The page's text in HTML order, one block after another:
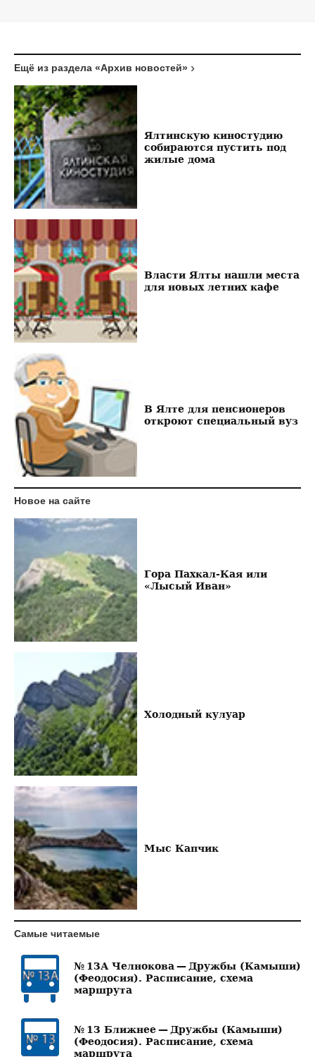
Ещё из раздела «Архив новостей»
Ялтинскую киностудию
собираются пустить под
жилые дома
Власти Ялты нашли места
для новых летних кафе
В Ялте для пенсионеров
откроют специальный вуз
Новое на сайте
Гора Пахкал-Кая или
«Лысый Иван»
Холодный кулуар
Мыс Капчик
Самые читаемые
№ 13А Челнокова — Дружбы (Камыши)
(Феодосия). Расписание, схема
маршрута
№ 13 Ближнее — Дружбы (Камыши)
(Феодосия). Расписание, схема
маршрута